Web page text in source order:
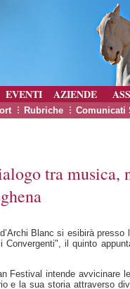
EVENTI AZIENDE
Rubriche Comunicati
tra musica,
Blanc si esibirà presso
il quinto
Festival intende avvicinare
e la sua storia attraverso